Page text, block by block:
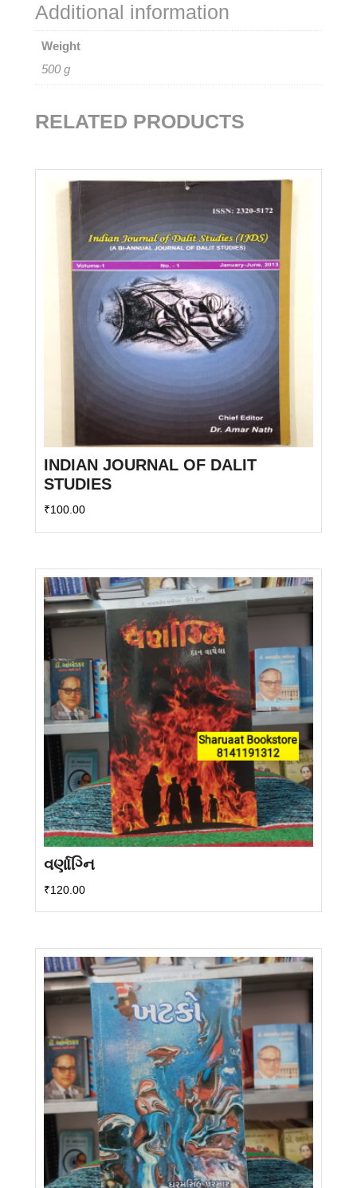
Additional information
Weight
500 g
RELATED PRODUCTS
INDIAN JOURNAL OF DALIT
STUDIES
₹100.00
વર્ણાગ્નિ
₹120.00